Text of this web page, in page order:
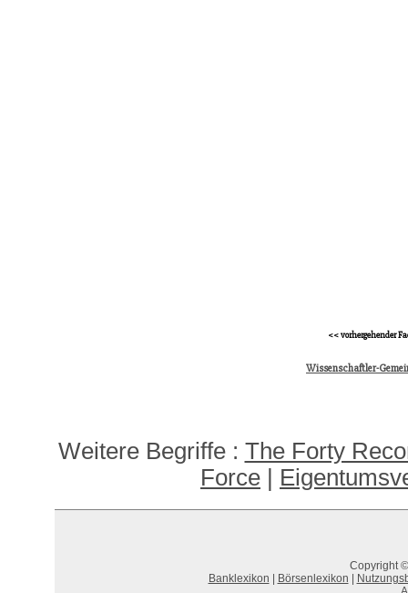
<< vorhergehender
Wissenschaftler-
Weitere Begriffe : The Forty
Force
Copyright
Banklexikon
Börsenlexikon